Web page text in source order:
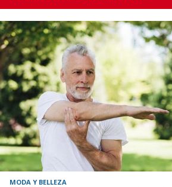
MODA Y BELLEZA